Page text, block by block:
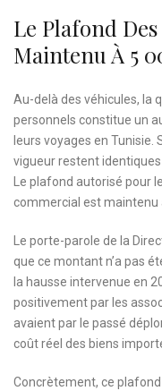
Le Plafond
Maintenu À 5
Au-delà des véhicules, la
personnels constitue un
leurs voyages en Tunisie.
vigueur restent identiques
Le plafond autorisé pour
commercial est maintenu
Le porte-parole de la
que ce montant n’a pas
la hausse intervenue en
positivement par les
avaient par le passé
coût réel des biens
Concrètement, ce plafond